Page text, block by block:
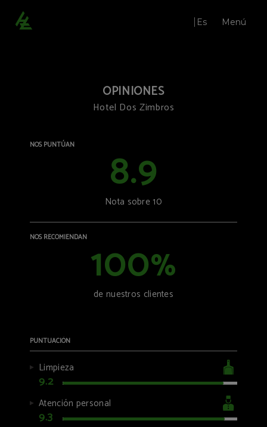
Es Menú
Bar
Salones
OPINIONES
Hotel Dos Zimbros
NOS PUNTÚAN 8.9
Nota sobre 10
NOS RECOMIENDAN 100%
de nuestros clientes
PUNTUACIÓN
Limpieza
9.2
Atención personal
9.3